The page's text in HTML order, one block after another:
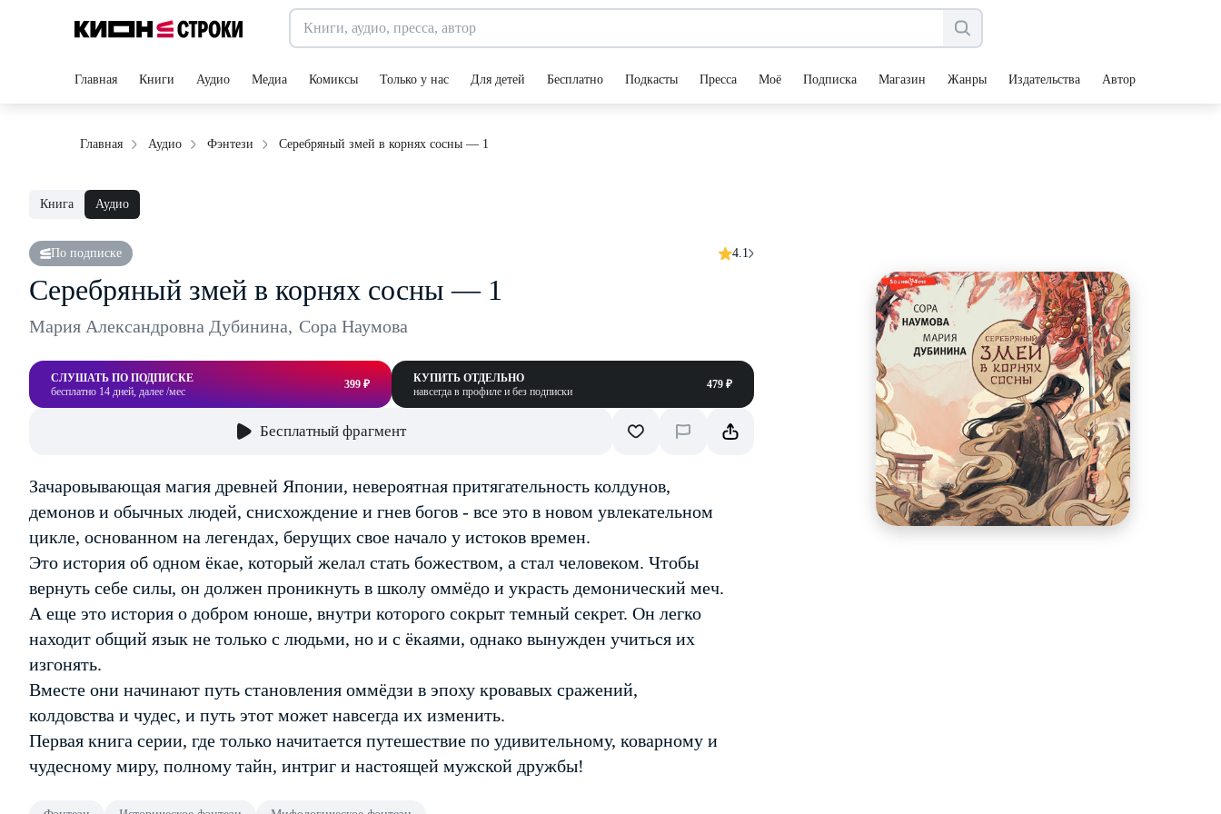
Главная Книги Аудио Медиа Комиксы Только у нас Для детей Бесплатно Подкасты Пресса Моё Подписка Магазин Жанры Издательства Авторы
Главная Аудио Фэнтези Серебряный змей в корнях сосны — 1
Книга Аудио
По подписке 4.1
Серебряный змей в корнях сосны — 1
Мария Александровна Дубинина, Сора Наумова
СЛУШАТЬ ПО ПОДПИСКЕ
бесплатно 14 дней, далее /мес
399 ₽
КУПИТЬ ОТДЕЛЬНО
навсегда в профиле и без подписки
479 ₽
Бесплатный фрагмент
Зачаровывающая магия древней Японии, невероятная притягательность колдунов,
демонов и обычных людей, снисхождение и гнев богов - все это в новом увлекательном
цикле, основанном на легендах, берущих свое начало у истоков времен.
Это история об одном ёкае, который желал стать божеством, а стал человеком. Чтобы
вернуть себе силы, он должен проникнуть в школу оммёдо и украсть демонический меч.
А еще это история о добром юноше, внутри которого сокрыт темный секрет. Он легко
находит общий язык не только с людьми, но и с ёкаями, однако вынужден учиться их
изгонять.
Вместе они начинают путь становления оммёдзи в эпоху кровавых сражений,
колдовства и чудес, и путь этот может навсегда их изменить.
Первая книга серии, где только начитается путешествие по удивительному, коварному и
чудесному миру, полному тайн, интриг и настоящей мужской дружбы!